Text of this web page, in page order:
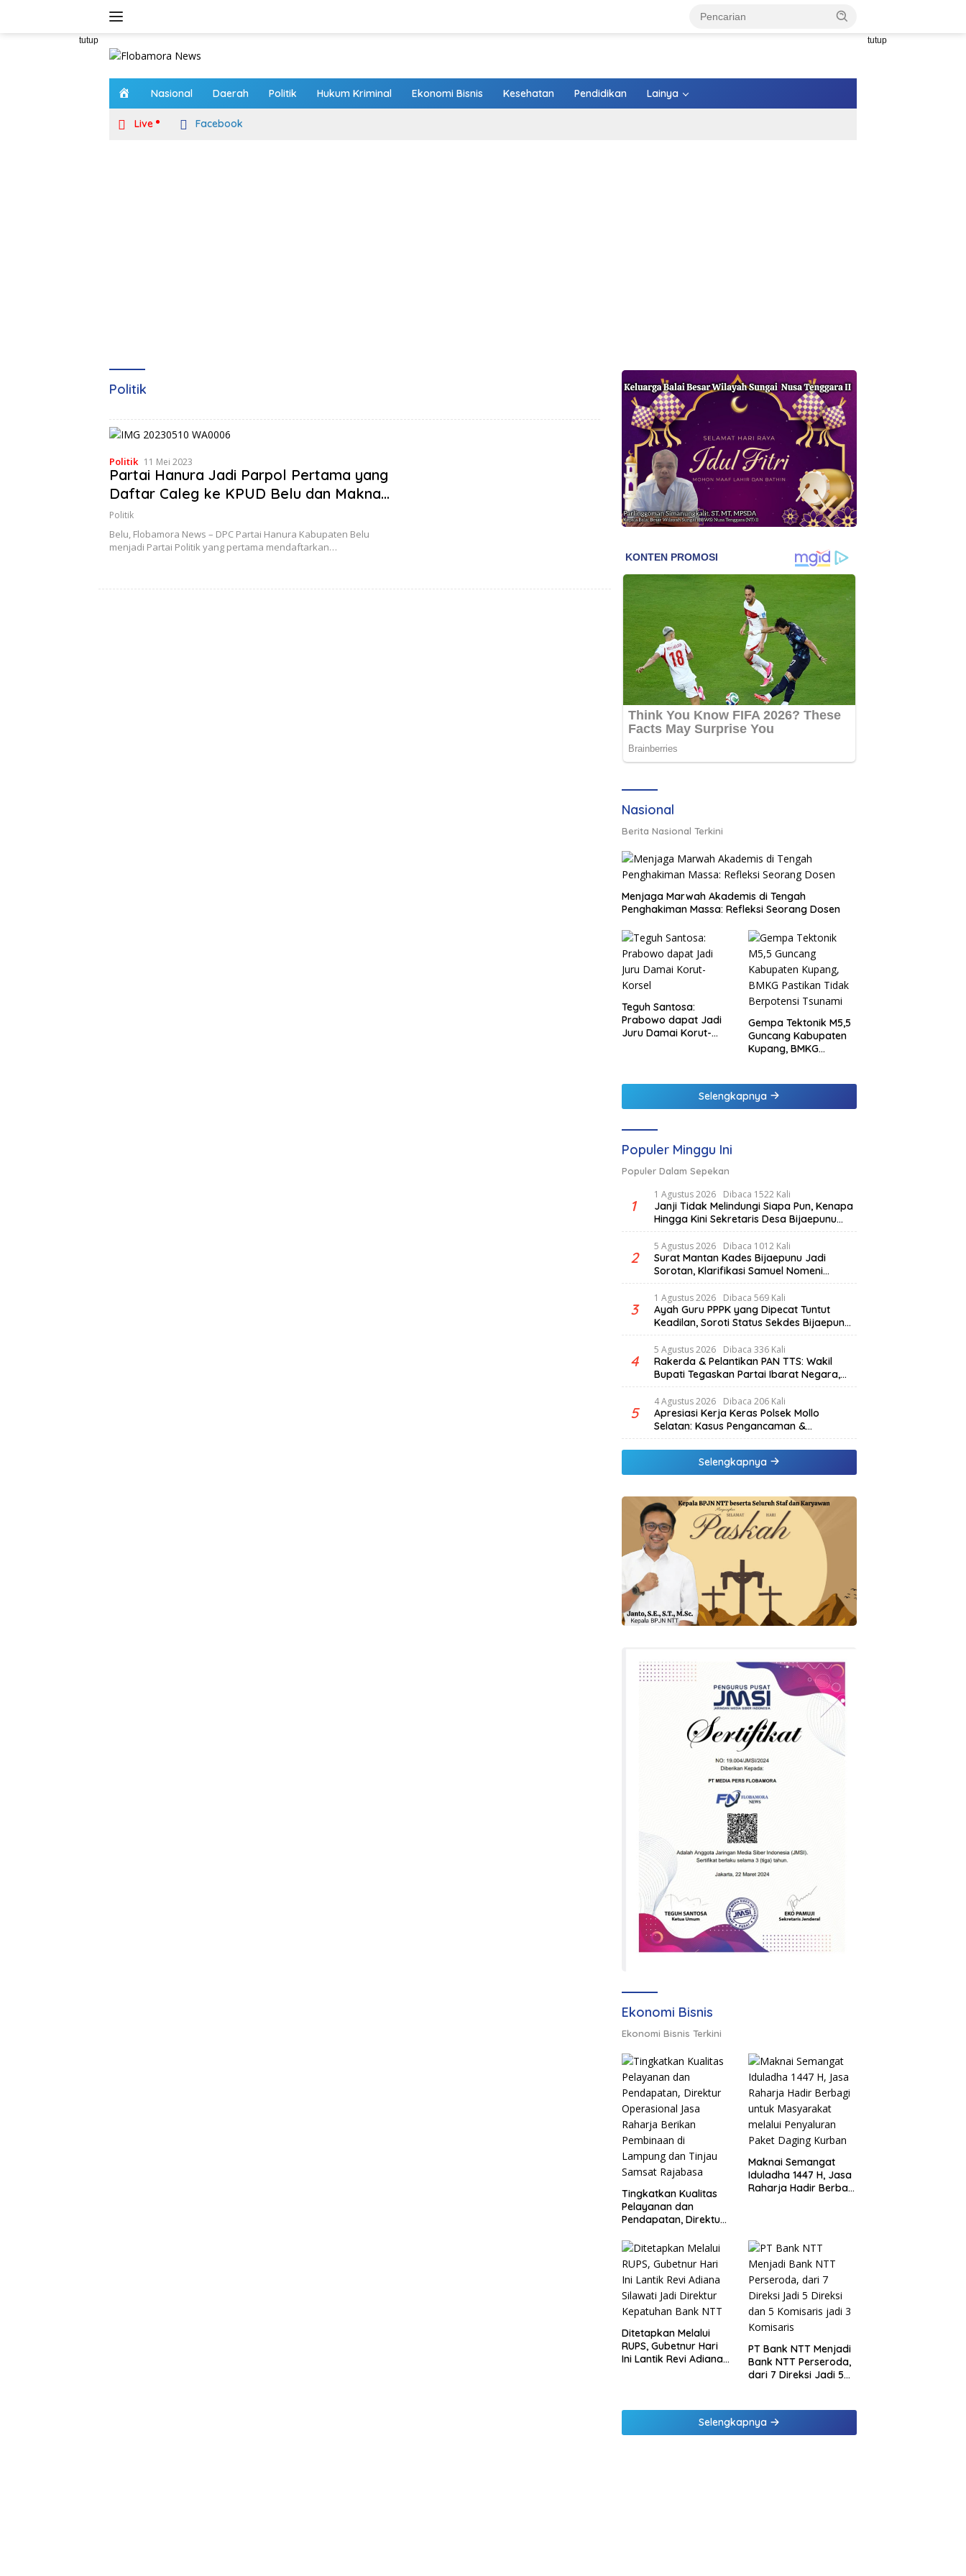
tutup tutup
o
m
e
Nasional Daerah Politik Hukum Kriminal Ekonomi Bisnis Kesehatan Pendidikan Lainya
Live Facebook
Politik
Politik 11 Mei 2023
Partai Hanura Jadi Parpol Pertama yang
Daftar Caleg ke KPUD Belu dan Makna
Angka 10
Politik
Belu, Flobamora News – DPC Partai Hanura Kabupaten Belu
menjadi Partai Politik yang pertama mendaftarkan…
Nasional
Berita Nasional Terkini
Menjaga Marwah Akademis di Tengah
Penghakiman Massa: Refleksi Seorang Dosen
Teguh Santosa:
Prabowo dapat Jadi
Juru Damai Korut-
Gempa Tektonik M5,5
Guncang Kabupaten
Kupang, BMKG
Selengkapnya
Populer Minggu Ini
Populer Dalam Sepekan
1
1 Agustus 2026 Dibaca 1522 Kali
Janji Tidak Melindungi Siapa Pun, Kenapa
Hingga Kini Sekretaris Desa Bijaepunu
Masih Aktif. Berikut penjelasan Ketua
Komisi I DPRD TTS.
2
5 Agustus 2026 Dibaca 1012 Kali
Surat Mantan Kades Bijaepunu Jadi
Sorotan, Klarifikasi Samuel Nomeni
Berbeda dengan Isi Dokumen yang
Beredar
3
1 Agustus 2026 Dibaca 569 Kali
Ayah Guru PPPK yang Dipecat Tuntut
Keadilan, Soroti Status Sekdes Bijaepunu
yang Masih Aktif Bekerja
4
5 Agustus 2026 Dibaca 336 Kali
Rakerda & Pelantikan PAN TTS: Wakil
Bupati Tegaskan Partai Ibarat Negara,
SPK Buka Kabar Sawah 3.000 Hektar &
Larangan Politik Uang
5
4 Agustus 2026 Dibaca 206 Kali
Apresiasi Kerja Keras Polsek Mollo
Selatan: Kasus Pengancaman &
Pencemaran Nama Baik Berakhir Damai
Selengkapnya
Ekonomi Bisnis
Ekonomi Bisnis Terkini
Tingkatkan Kualitas
Pelayanan dan
Pendapatan, Direktur
Raharja Berikan
Pembinaan di
Lampung dan Tinjau
Samsat Rajabasa
Maknai Semangat
Iduladha 1447 H, Jasa
Raharja Hadir Berbagi
Ditetapkan Melalui
RUPS, Gubetnur Hari
Ini Lantik Revi Adiana
PT Bank NTT Menjadi
Bank NTT Perseroda,
dari 7 Direksi Jadi 5
Komisaris
Selengkapnya